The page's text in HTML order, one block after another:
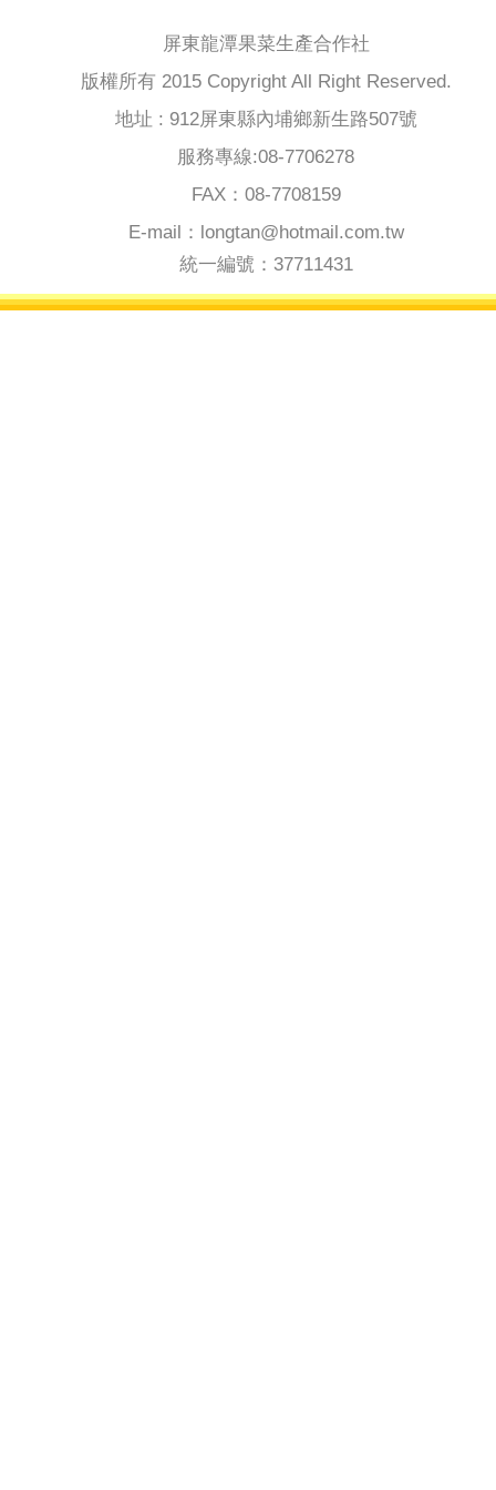
屏東龍潭果菜生產合作社
版權所有 2015 Copyright All Right Reserved.
地址 : 912屏東縣內埔鄉新生路507號
服務專線:08-7706278
FAX：08-7708159
E-mail：longtan@hotmail.com.tw
統一編號：37711431